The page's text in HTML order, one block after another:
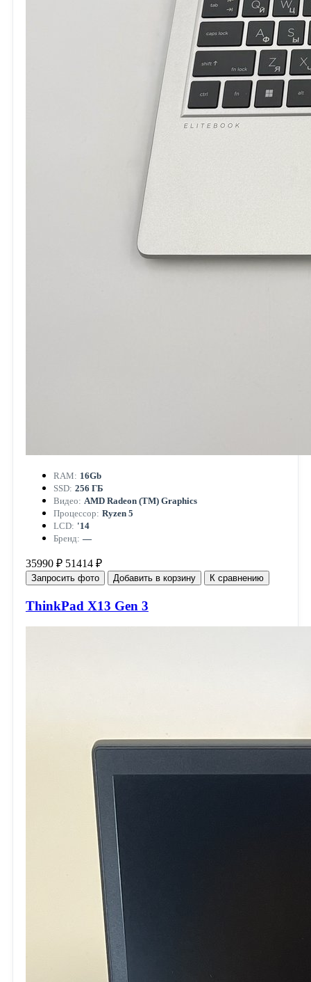
RAM: 16Gb
SSD: 256 ГБ
Видео: AMD Radeon (TM) Graphics
Процессор: Ryzen 5
LCD: '14
Бренд: —
35990 ₽ 51414 ₽
Запросить фото Добавить в корзину К сравнению
ThinkPad X13 Gen 3